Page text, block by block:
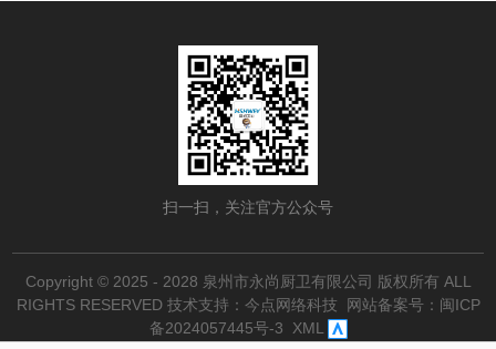
扫一扫，关注官方公众号
Copyright © 2025 - 2028 泉州市永尚厨卫有限公司 版权所有 ALL
RIGHTS RESERVED技术支持：今点网络科技 网站备案号： 闽ICP
备2024057445号-3
XML